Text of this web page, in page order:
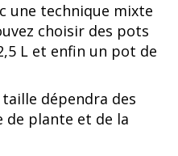
une technique mixte
choisir des pots
L et enfin un pot de
dépendra des
de plante et de la